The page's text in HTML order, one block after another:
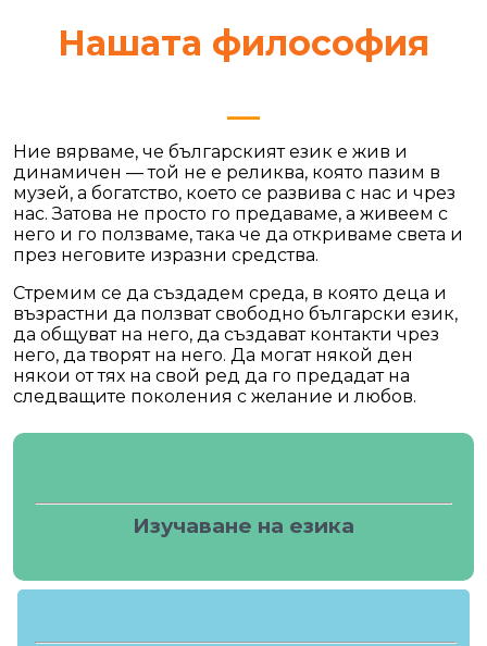
Нашата философия
Ние вярваме, че българският език е жив и
динамичен — той не е реликва, която пазим в
музей, а богатство, което се развива с нас и чрез
нас. Затова не просто го предаваме, а живеем с
него и го ползваме, така че да откриваме света и
през неговите изразни средства.
Стремим се да създадем среда, в която деца и
възрастни да ползват свободно български език,
да общуват на него, да създават контакти чрез
него, да творят на него. Да могат някой ден
някои от тях на свой ред да го предадат на
следващите поколения с желание и любов.
Изучаване на езика